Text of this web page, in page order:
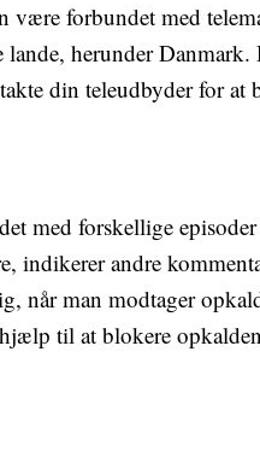
være forbundet med
herunder
din teleudbyder for at
med forskellige
indikerer andre
når man modtager
til at blokere